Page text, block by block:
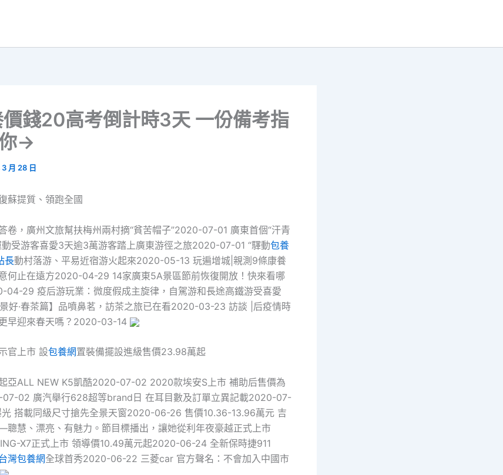
錢20高考倒計時3天 一份備考指
→
月 28 日
蘇提質、領跑全國
卷，廣州文旅幫扶梅州兩村摘“貧苦帽子”2020-07-01 廣東首個“汗青
動受游客喜愛3天逾3萬游客踏上廣東游徑之旅2020-07-01 “驛動包養
長動村落游、平易近宿游火起來2020-05-13 玩遍增城|親測9條康養
何止在遠方2020-04-29 14家廣東5A景區節前恢復開放！快來看哪
04-29 疫后游玩業：微度假成主旋律，自駕游和長途高鐵游受喜愛
好·春茶篇】品噴鼻茗，訪茶之旅已在看2020-03-23 訪談 |后疫情時
早迎來春天嗎？2020-03-14
官上市 設包養網置裝備擺設進級售價23.98萬起
亞ALL NEW K5凱酷2020-07-02 2020款埃安S上市 補助后售價為
02 廣汽舉行628超等brand日 在耳目數及訂單立異記載2020-07-
光 搭載同級尺寸搶先全景天窗2020-06-26 售價10.36-13.96萬元 吉
慧、漂亮、有魅力。節目標播出，讓她從利年夜豪越正式上市
X7正式上市 領導價10.49萬元起2020-06-24 全新保時捷911
灣包養網全球首秀2020-06-22 三菱car 官方聲名：不會加入中國市